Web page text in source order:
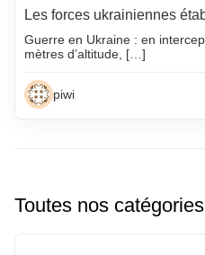
Les forces ukrainiennes
Guerre en Ukraine : en
mètres d’altitude, […]
piwi
Toutes nos catégories